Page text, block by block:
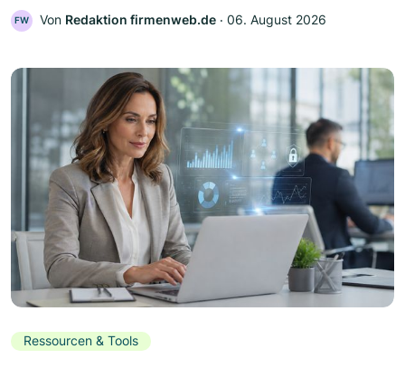
FW Von Redaktion firmenweb.de ‧ 06. August 2026
Ressourcen & Tools